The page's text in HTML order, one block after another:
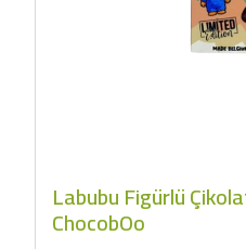
Labubu Figürlü
ChocobOo